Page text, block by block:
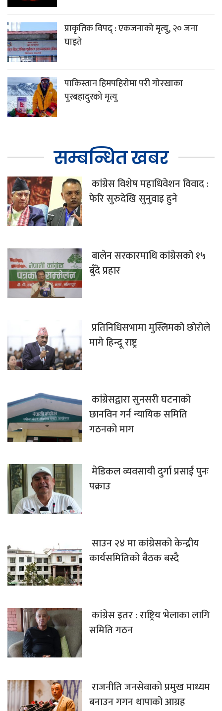
प्राकृतिक विपद् : एकजनाको मृत्यु, २० जना
घाइते
पाकिस्तान हिमपहिरोमा परी गोरखाका
पुरबहादुरको मृत्यु
सम्बन्धित खबर
कांग्रेस विशेष महाधिवेशन विवाद :
फेरि सुरुदेखि सुनुवाइ हुने
बालेन सरकारमाथि कांग्रेसको १५
बुँदे प्रहार
प्रतिनिधिसभामा मुस्लिमको छोरोले
मागे हिन्दू राष्ट्र
कांग्रेसद्वारा सुनसरी घटनाको
छानविन गर्न न्यायिक समिति
गठनको माग
मेडिकल व्यवसायी दुर्गा प्रसाईं पुनः
पक्राउ
साउन २४ मा कांग्रेसको केन्द्रीय
कार्यसमितिको बैठक बस्दै
कांग्रेस इतर : राष्ट्रिय भेलाका लागि
समिति गठन
राजनीति जनसेवाको प्रमुख माध्यम
बनाउन गगन थापाको आग्रह